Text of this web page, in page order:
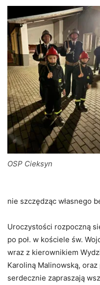
OSP Cieksyn
nie szczędząc własnego
Uroczystości rozpoczną
po poł. w kościele św.
wraz z kierownikiem
Karoliną Malinowską,
serdecznie zapraszają